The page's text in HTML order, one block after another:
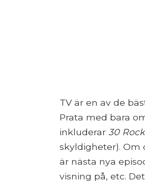
TV är en av de
Prata med bara
inkluderar 30 Rock
skyldigheter). Om
är nästa nya
visning på, etc.